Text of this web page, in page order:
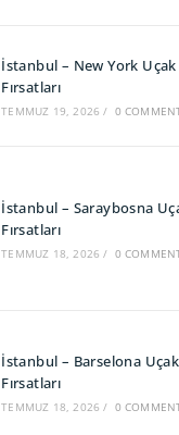
İstanbul – New York
Fırsatları
TEMMUZ 19, 2026 / 0
İstanbul – Saraybosna
Fırsatları
TEMMUZ 18, 2026 / 0
İstanbul – Barselona
Fırsatları
TEMMUZ 18, 2026 / 0